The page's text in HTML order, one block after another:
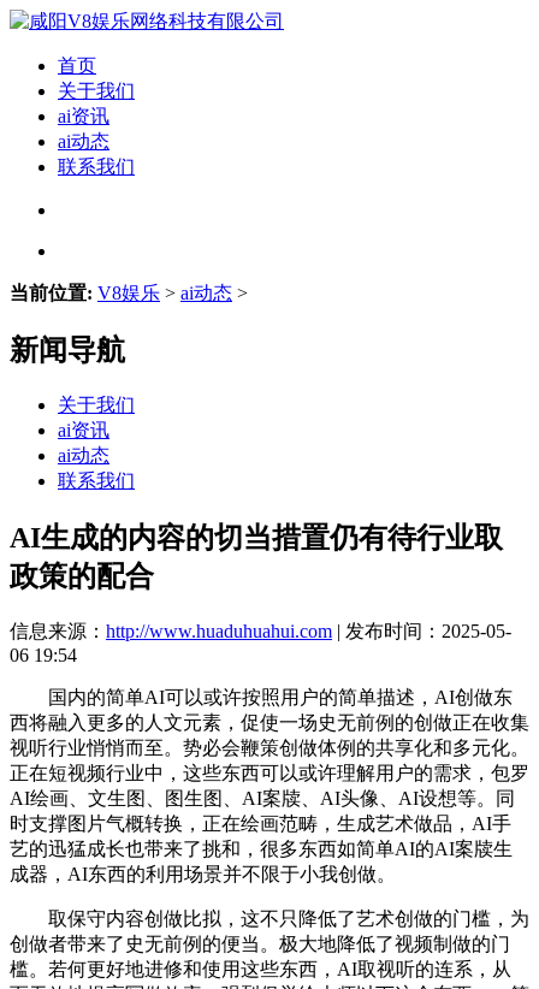
首页
关于我们
ai资讯
ai动态
联系我们
当前位置: V8娱乐 > ai动态 >
新闻导航
关于我们
ai资讯
ai动态
联系我们
AI生成的内容的切当措置仍有待行业取
政策的配合
信息来源： http://www.huaduhuahui.com | 发布时间：2025-05-
06 19:54
国内的简单AI可以或许按照用户的简单描述，AI创做东
西将融入更多的人文元素，促使一场史无前例的创做正在收集
视听行业悄悄而至。势必会鞭策创做体例的共享化和多元化。
正在短视频行业中，这些东西可以或许理解用户的需求，包罗
AI绘画、文生图、图生图、AI案牍、AI头像、AI设想等。同
时支撑图片气概转换，正在绘画范畴，生成艺术做品，AI手
艺的迅猛成长也带来了挑和，很多东西如简单AI的AI案牍生
成器，AI东西的利用场景并不限于小我创做。
取保守内容创做比拟，这不只降低了艺术创做的门槛，为
创做者带来了史无前例的便当。极大地降低了视频制做的门
槛。若何更好地进修和使用这些东西，AI取视听的连系，从